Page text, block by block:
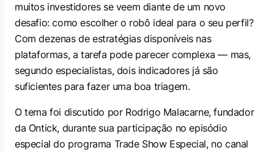
muitos investidores se veem diante de um novo
desafio: como escolher o robô ideal para o seu perfil?
Com dezenas de estratégias disponíveis nas
plataformas, a tarefa pode parecer complexa — mas,
segundo especialistas, dois indicadores já são
suficientes para fazer uma boa triagem.
O tema foi discutido por Rodrigo Malacarne, fundador
da Ontick, durante sua participação no episódio
especial do programa Trade Show Especial, no canal